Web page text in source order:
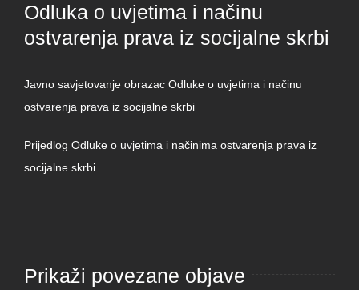
Odluka o uvjetima i načinu
ostvarenja prava iz socijalne skrbi
Javno savjetovanje obrazac Odluke o uvjetima i načinu
ostvarenja prava iz socijalne skrbi
Prijedlog Odluke o uvjetima i načinima ostvarenja prava iz
socijalne skrbi
Prikaži povezane objave